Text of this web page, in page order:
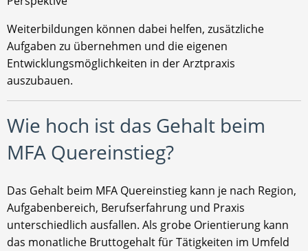
Weiterbildungen können dabei helfen, zusätzliche
Aufgaben zu übernehmen und die eigenen
Entwicklungsmöglichkeiten in der Arztpraxis
auszubauen.
Wie hoch ist das Gehalt beim
MFA Quereinstieg?
Das Gehalt beim MFA Quereinstieg kann je nach Region,
Aufgabenbereich, Berufserfahrung und Praxis
unterschiedlich ausfallen. Als grobe Orientierung kann
das monatliche Bruttogehalt für Tätigkeiten im Umfeld